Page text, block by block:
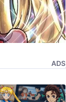
ADS